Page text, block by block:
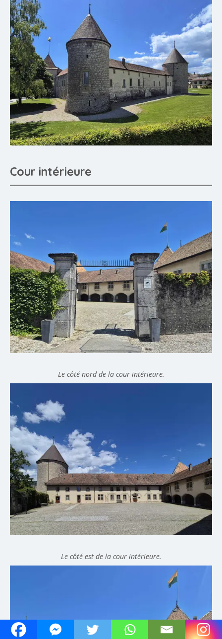
Cour intérieure
Le côté nord de la cour intérieure.
Le côté est de la cour intérieure.